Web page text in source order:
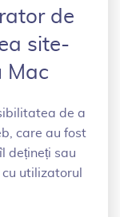
de
site-
Mac
de a
care au fost
dețineți sau
utilizatorul